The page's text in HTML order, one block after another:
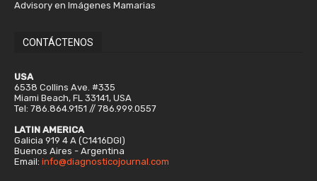
Advisory en Imágenes Mamarias
CONTÁCTENOS
USA
6538 Collins Ave. #335
Miami Beach, FL 33141, USA
Tel: 786.864.9151 // 786.999.0557
LATIN AMERICA
Galicia 919 4 A (C1416DGI)
Buenos Aires - Argentina
Email: info@diagnosticojournal.com